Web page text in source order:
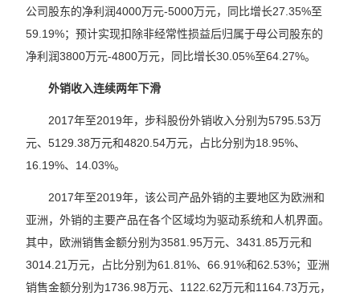
公司股东的净利润4000万元-5000万元，同比增长27.35%至
59.19%；预计实现扣除非经常性损益后归属于母公司股东的
净利润3800万元-4800万元，同比增长30.05%至64.27%。
外销收入连续两年下滑
2017年至2019年，步科股份外销收入分别为5795.53万
元、5129.38万元和4820.54万元，占比分别为18.95%、
16.19%、14.03%。
2017年至2019年，该公司产品外销的主要地区为欧洲和
亚洲，外销的主要产品在各个区域均为驱动系统和人机界面。
其中，欧洲销售金额分别为3581.95万元、3431.85万元和
3014.21万元，占比分别为61.81%、66.91%和62.53%；亚洲
销售金额分别为1736.98万元、1122.62万元和1164.73万元，